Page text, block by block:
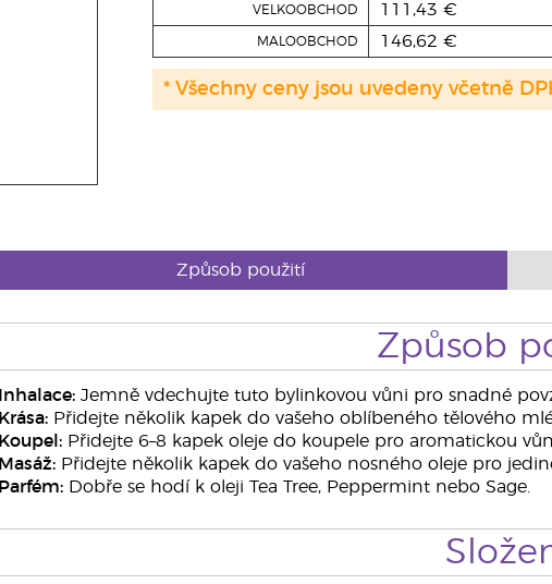
VELKOOBCHOD 111,43 €
MALOOBCHOD 146,62 €
* Všechny ceny jsou uvedeny včetně
Způsob použití
Způsob
Inhalace:Jemně vdechujte tuto bylinkovou vůni pro snadné
Krása:Přidejte několik kapek do vašeho oblíbeného tělového
Koupel:Přidejte 6–8 kapek oleje do koupele pro aromatickou
Masáž:Přidejte několik kapek do vašeho nosného oleje pro
Parfém:Dobře se hodí k oleji Tea Tree, Peppermint nebo Sage.